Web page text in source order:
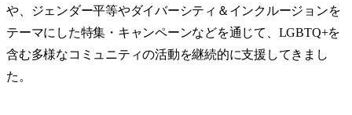
や、ジェンダー平等やダイバーシティ＆インクルージョンを
テーマにした特集・キャンペーンなどを通じて、LGBTQ+を
含む多様なコミュニティの活動を継続的に支援してきまし
た。